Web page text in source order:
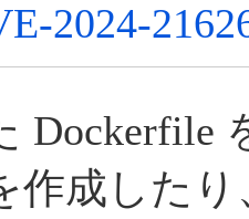
2024-
Dockerfile
作成した